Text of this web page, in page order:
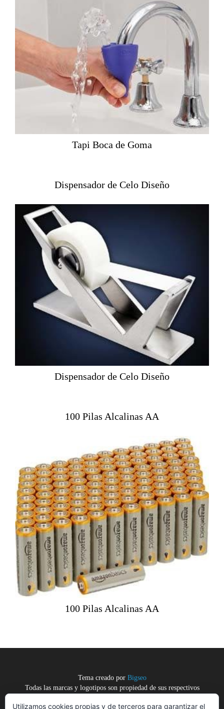
Tapi Boca de Goma
Dispensador de Celo Diseño
Dispensador de Celo Diseño
100 Pilas Alcalinas AA
100 Pilas Alcalinas AA
Tema creado por Bigseo
Todas las marcas y logotipos son propiedad de sus respectivos
Utilizamos cookies propias y de terceros para garantizar el